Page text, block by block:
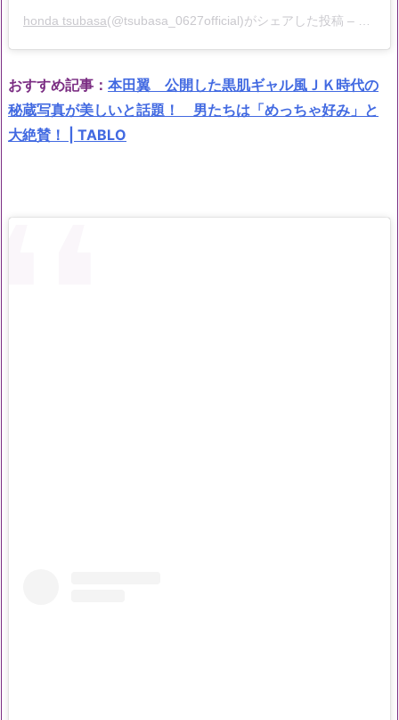
honda tsubasa(@tsubasa_0627official)がシェアした投稿 – 2020
おすすめ記事： 本田翼 公開した黒肌ギャル風ＪＫ時代の
秘蔵写真が美しいと話題！ 男たちは「めっちゃ好み」と
大絶賛！ | TABLO